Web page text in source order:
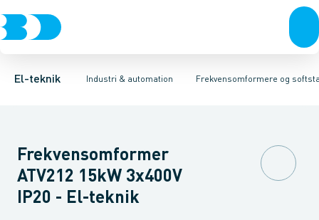
El-teknik Industri & automation
Afbrydere, stikkontakter & lampeudtagForgreningsmateriel
Frekvensomformere og
Industristiksystemer Frekvensomformere og softstartere
Frekvensomformer =˂1 kVFilter for lavspændingSoft Starter
Frekvensomformer
ATV212 15kW 3x400V
IP20 - El-teknik